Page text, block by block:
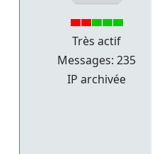
Très actif
Messages: 235
IP archivée